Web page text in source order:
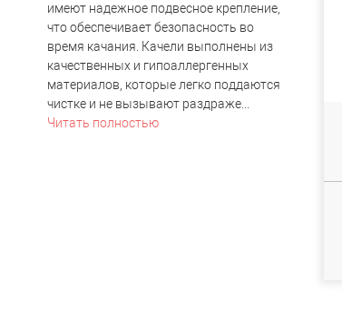
имеют надежное подвесное крепление,
что обеспечивает безопасность во
время качания. Качели выполнены из
качественных и гипоаллергенных
материалов, которые легко поддаются
чистке и не вызывают раздраже...
Читать полностью